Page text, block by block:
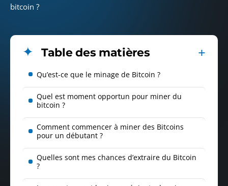
bitcoin ?
Table des matières
Qu’est-ce que le minage de Bitcoin ?
Quel est moment opportun pour miner du
bitcoin ?
Comment commencer à miner des Bitcoins
pour un débutant ?
Quelles sont mes chances d’extraire du Bitcoin
?